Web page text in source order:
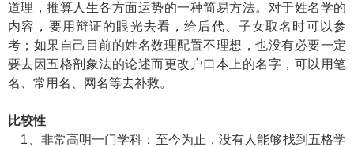
道理，推算人生各方面运势的一种简易方法。对于姓名学的
内容，要用辩证的眼光去看，给后代、子女取名时可以参
考；如果自己目前的姓名数理配置不理想，也没有必要一定
要去因五格剖象法的论述而更改户口本上的名字，可以用笔
名、常用名、网名等去补救。
比较性
1、非常高明一门学科：至今为止，没有人能够找到五格学